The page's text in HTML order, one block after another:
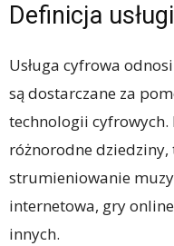
Definicja
Usługa cyfrowa
są dostarczane za
technologii
różnorodne
strumieniowanie
internetowa, gry
innych.